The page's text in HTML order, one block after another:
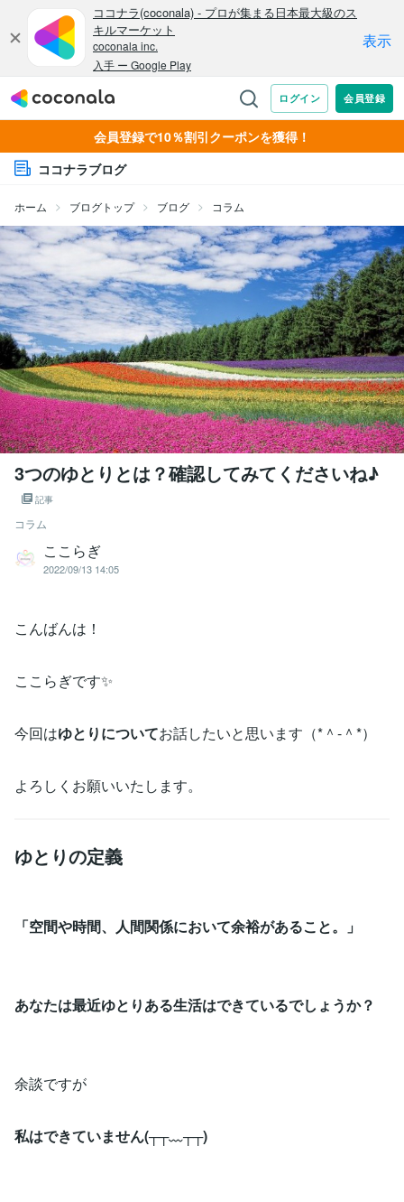
会員登録で10％割引クーポンを獲得！
ココナラブログ
ホーム ブログトップ ブログ コラム
3つのゆとりとは？確認してみてくださいね♪
記事
コラム
ここらぎ
2022/09/13 14:05
こんばんは！
ここらぎです✨
今回はゆとりについてお話したいと思います（*＾-＾*）
よろしくお願いいたします。
ゆとりの定義
「空間や時間、人間関係において余裕があること。」
あなたは最近ゆとりある生活はできているでしょうか？
余談ですが
私はできていません(┬┬﹏┬┬)